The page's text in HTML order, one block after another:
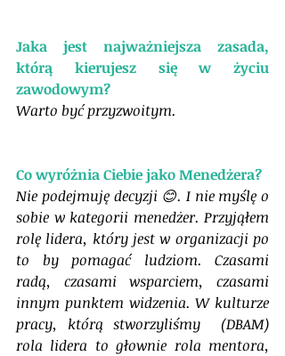
Jaka jest najważniejsza zasada,
którą kierujesz się w życiu
zawodowym?
Warto być przyzwoitym.
Co wyróżnia Ciebie jako Menedżera?
Nie podejmuję decyzji 😊. I nie myślę o
sobie w kategorii menedżer. Przyjąłem
rolę lidera, który jest w organizacji po
to by pomagać ludziom. Czasami
radą, czasami wsparciem, czasami
innym punktem widzenia. W kulturze
pracy, którą stworzyliśmy  (DBAM)
rola lidera to głownie rola mentora,